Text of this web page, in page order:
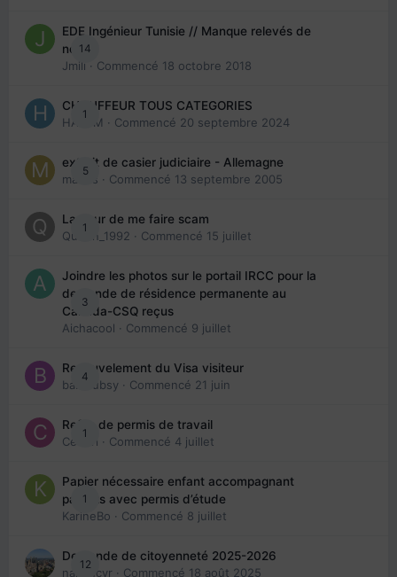
14
EDE Ingénieur Tunisie // Manque relevés de
note
Jmili · Commencé 18 octobre 2018
1
CHAUFFEUR TOUS CATEGORIES
HAZEM · Commencé 20 septembre 2024
5
extrait de casier judiciaire - Allemagne
maries · Commencé 13 septembre 2005
1
La peur de me faire scam
Queen_1992 · Commencé 15 juillet
3
Joindre les photos sur le portail IRCC pour la
demande de résidence permanente au
Canada-CSQ reçus
Aichacool · Commencé 9 juillet
4
Renouvelement du Visa visiteur
babibubsy · Commencé 21 juin
1
Refus de permis de travail
Cedbri · Commencé 4 juillet
1
Papier nécessaire enfant accompagnant
parents avec permis d’étude
KarineBo · Commencé 8 juillet
12
Demande de citoyenneté 2025-2026
nanancyr · Commencé 18 août 2025